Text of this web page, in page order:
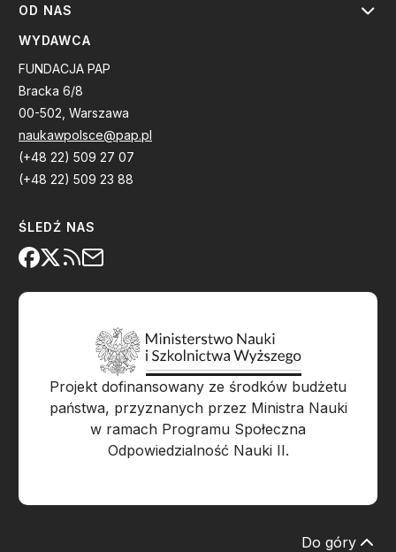
OD NAS
WYDAWCA
FUNDACJA PAP
Bracka 6/8
00-502, Warszawa
naukawpolsce@pap.pl
(+48 22) 509 27 07
(+48 22) 509 23 88
ŚLEDŹ NAS
Projekt dofinansowany ze środków budżetu
państwa, przyznanych przez Ministra Nauki
w ramach Programu Społeczna
Odpowiedzialność Nauki II.
Do góry